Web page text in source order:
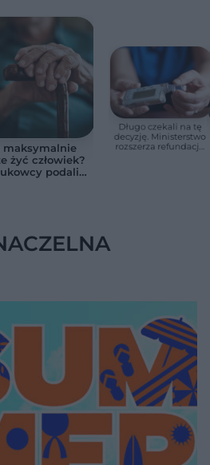
maksymalnie
żyć człowiek?
podali
Długo czekali na tę
decyzję. Ministerstwo
rozszerza refundację